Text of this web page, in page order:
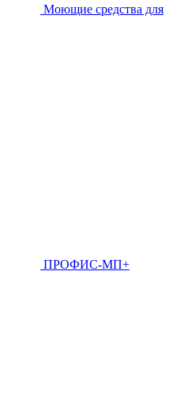
Моющие средства для
ПРОФИС-МП+